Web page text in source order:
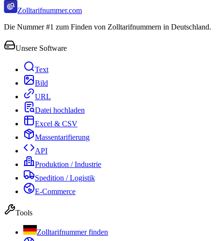
Zolltarifnummer.com
Die Nummer #1 zum Finden von Zolltarifnummern in Deutschland.
Unsere Software
Text
Bild
URL
Datei hochladen
Excel & CSV
Massentarifierung
API
Produktion / Industrie
Spedition / Logistik
E-Commerce
Tools
Zolltarifnummer finden